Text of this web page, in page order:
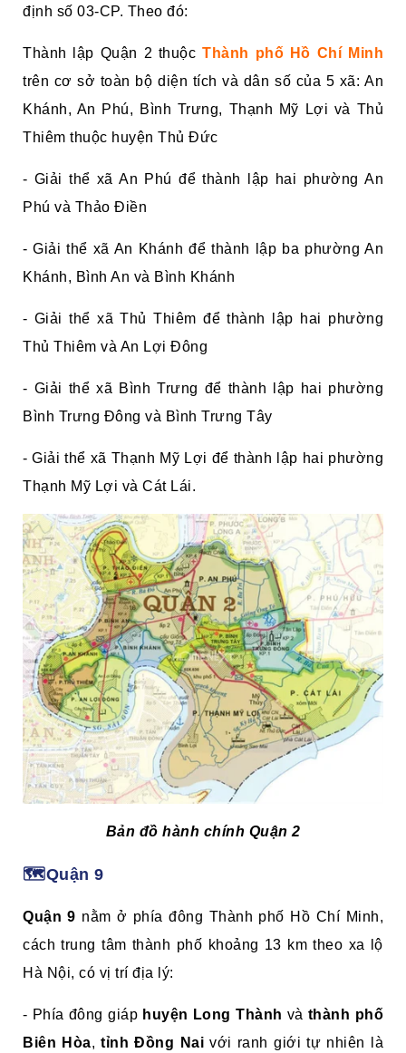
định số 03-CP. Theo đó:
Thành lập Quận 2 thuộc Thành phố Hồ Chí Minh
trên cơ sở toàn bộ diện tích và dân số của 5 xã: An
Khánh, An Phú, Bình Trưng, Thạnh Mỹ Lợi và Thủ
Thiêm thuộc huyện Thủ Đức
- Giải thể xã An Phú để thành lập hai phường An
Phú và Thảo Điền
- Giải thể xã An Khánh để thành lập ba phường An
Khánh, Bình An và Bình Khánh
- Giải thể xã Thủ Thiêm để thành lập hai phường
Thủ Thiêm và An Lợi Đông
- Giải thể xã Bình Trưng để thành lập hai phường
Bình Trưng Đông và Bình Trưng Tây
- Giải thể xã Thạnh Mỹ Lợi để thành lập hai phường
Thạnh Mỹ Lợi và Cát Lái.
Bản đồ hành chính Quận 2
🗺️Quận 9
Quận 9 nằm ở phía đông Thành phố Hồ Chí Minh,
cách trung tâm thành phố khoảng 13 km theo xa lộ
Hà Nội, có vị trí địa lý:
- Phía đông giáp huyện Long Thành và thành phố
Biên Hòa, tỉnh Đồng Nai với ranh giới tự nhiên là